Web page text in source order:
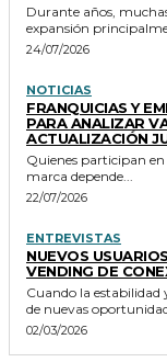
Durante años,
expansión
24/07/2026
NOTICIAS
FRANQUICIAS Y
PARA ANALIZAR
ACTUALIZACIÓN
Quienes participan
marca depende...
22/07/2026
ENTREVISTAS
NUEVOS
VENDING DE
Cuando la estabilidad ya no es suficiente
de nuevas
02/03/2026